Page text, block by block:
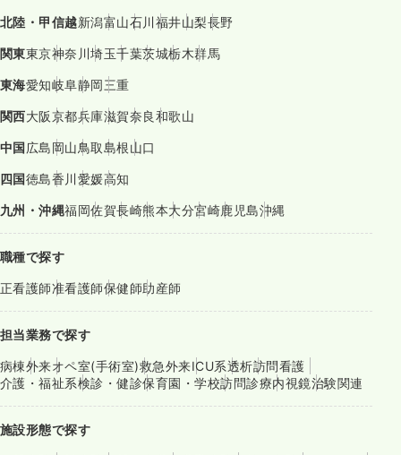
北陸・甲信越新潟富山石川福井山梨長野
関東東京神奈川埼玉千葉茨城栃木群馬
東海愛知岐阜静岡三重
関西大阪京都兵庫滋賀奈良和歌山
中国広島岡山鳥取島根山口
四国徳島香川愛媛高知
九州・沖縄福岡佐賀長崎熊本大分宮崎鹿児島沖縄
職種で探す
正看護師准看護師保健師助産師
担当業務で探す
病棟外来オペ室(手術室)救急外来ICU系透析訪問看護
介護・福祉系検診・健診保育園・学校訪問診療内視鏡治験関連
施設形態で探す